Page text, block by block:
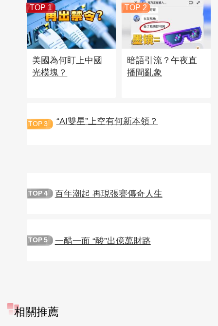
TOP 1
美國為何盯上中國
光模塊？
TOP 2
暗語引流？午夜直
播間亂象
TOP 3 “AI雙星”上空有何新本領？
TOP 4 百年潮起 再現張謇傳奇人生
TOP 5 一醋一面 “酸”出億萬財路
相關推薦